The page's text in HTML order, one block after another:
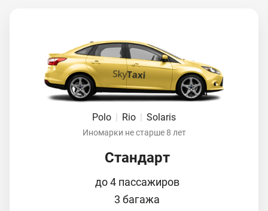
Polo | Rio | Solaris
Иномарки не старше 8 лет
Стандарт
до 4 пассажиров
3 багажа